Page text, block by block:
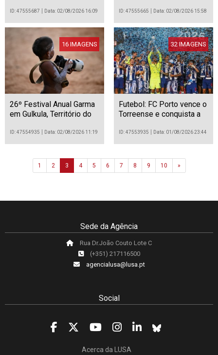
ID: 47555687 Data: 02/08/2026 16:09 ID: 47555665 Data: 02/08/2026 15:58
16 IMAGENS
26º Festival Anual Garma
em Gulkula, Território do
ID: 47554935 Data: 02/08/2026 11:19
32 IMAGENS
Futebol: FC Porto vence o
Torreense e conquista a
Oliveira
ID: 47553935 Data: 01/08/2026 23:44
1 2 3 4 5 6 7 8 9 10 »Next
Sede da Agência
Rua Dr.João Couto Lote C
(+351) 217116500
agencialusa@lusa.pt
Social
Acerca da LUSA